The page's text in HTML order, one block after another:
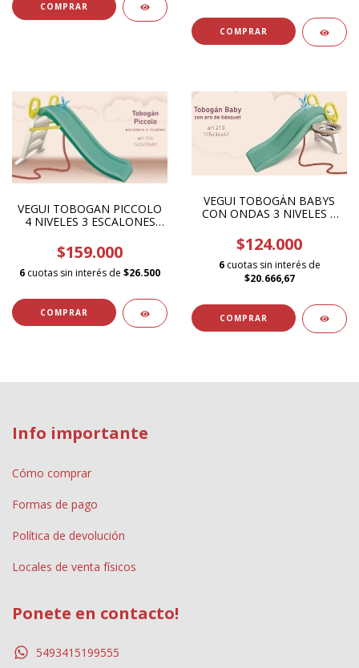
VEGUI TOBOGAN PICCOLO
4 NIVELES 3 ESCALONES
$159.000
6 cuotas sin interés de $26.500
VEGUI TOBOGÁN BABYS
CON ONDAS 3 NIVELES 2
$124.000
6 cuotas sin interés de
$20.666,67
Info importante
Cómo comprar
Formas de pago
Política de devolución
Locales de venta físicos
Ponete en contacto!
5493415199555